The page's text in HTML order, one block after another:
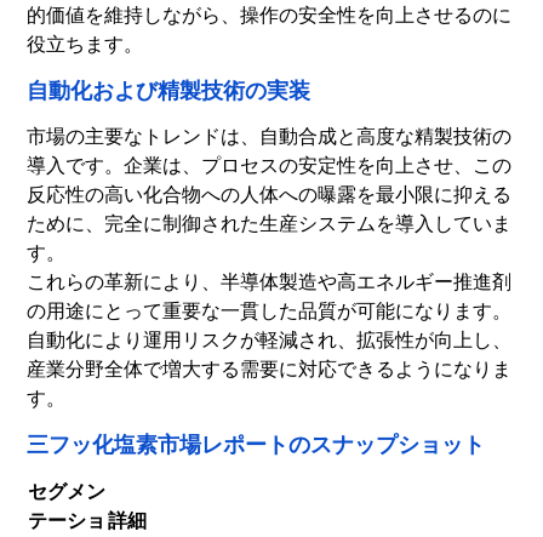
的価値を維持しながら、操作の安全性を向上させるのに
役立ちます。
自動化および精製技術の実装
市場の主要なトレンドは、自動合成と高度な精製技術の
導入です。企業は、プロセスの安定性を向上させ、この
反応性の高い化合物への人体への曝露を最小限に抑える
ために、完全に制御された生産システムを導入していま
す。
これらの革新により、半導体製造や高エネルギー推進剤
の用途にとって重要な一貫した品質が可能になります。
自動化により運用リスクが軽減され、拡張性が向上し、
産業分野全体で増大する需要に対応できるようになりま
す。
三フッ化塩素市場レポートのスナップショット
セグメン
テーショ 詳細